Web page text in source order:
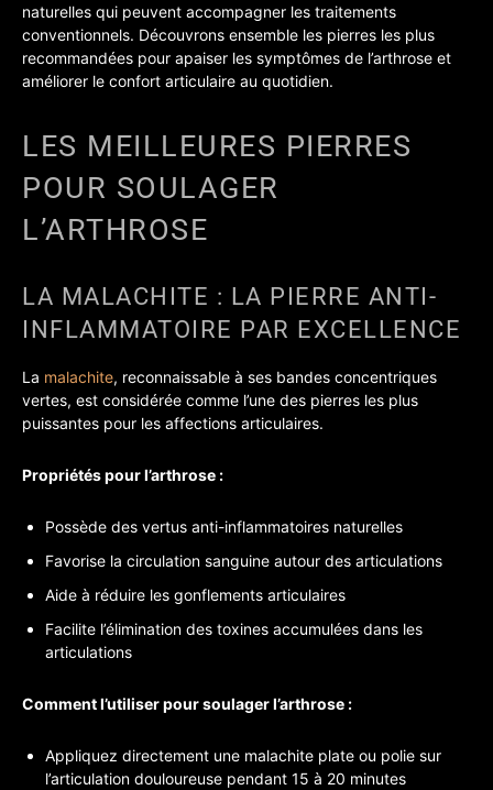
naturelles qui peuvent accompagner les traitements
conventionnels. Découvrons ensemble les pierres les plus
recommandées pour apaiser les symptômes de l’arthrose et
améliorer le confort articulaire au quotidien.
LES MEILLEURES PIERRES
POUR SOULAGER
L’ARTHROSE
LA MALACHITE : LA PIERRE ANTI-
INFLAMMATOIRE PAR EXCELLENCE
La malachite, reconnaissable à ses bandes concentriques
vertes, est considérée comme l’une des pierres les plus
puissantes pour les affections articulaires.
Propriétés pour l’arthrose :
Possède des vertus anti-inflammatoires naturelles
Favorise la circulation sanguine autour des articulations
Aide à réduire les gonflements articulaires
Facilite l’élimination des toxines accumulées dans les
articulations
Comment l’utiliser pour soulager l’arthrose :
Appliquez directement une malachite plate ou polie sur
l’articulation douloureuse pendant 15 à 20 minutes